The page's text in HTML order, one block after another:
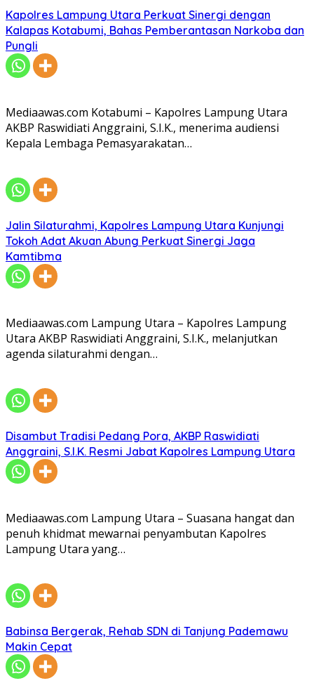
Kapolres Lampung Utara Perkuat Sinergi dengan
Kalapas Kotabumi, Bahas Pemberantasan Narkoba dan
Pungli
Mediaawas.com Kotabumi – Kapolres Lampung Utara
AKBP Raswidiati Anggraini, S.I.K., menerima audiensi
Kepala Lembaga Pemasyarakatan…
Jalin Silaturahmi, Kapolres Lampung Utara Kunjungi
Tokoh Adat Akuan Abung Perkuat Sinergi Jaga
Kamtibma
Mediaawas.com Lampung Utara – Kapolres Lampung
Utara AKBP Raswidiati Anggraini, S.I.K., melanjutkan
agenda silaturahmi dengan…
Disambut Tradisi Pedang Pora, AKBP Raswidiati
Anggraini, S.I.K. Resmi Jabat Kapolres Lampung Utara
Mediaawas.com Lampung Utara – Suasana hangat dan
penuh khidmat mewarnai penyambutan Kapolres
Lampung Utara yang…
Babinsa Bergerak, Rehab SDN di Tanjung Pademawu
Makin Cepat